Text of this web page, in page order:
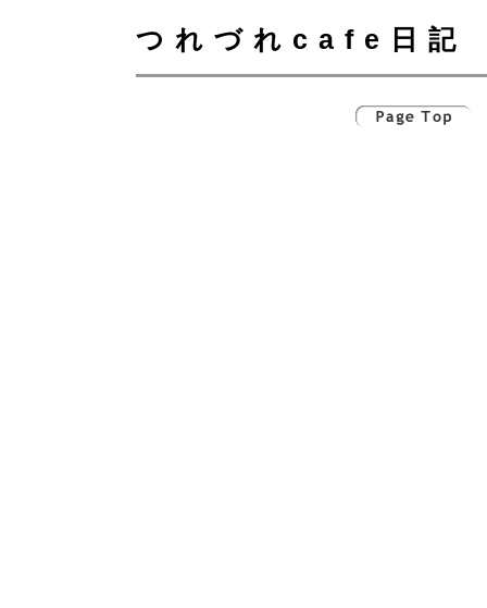
つれづれcafe日記